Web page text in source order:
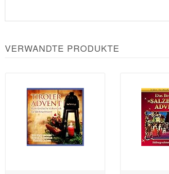
VERWANDTE PRODUKTE